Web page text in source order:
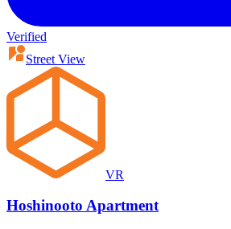
Verified
Street View
VR
Hoshinooto Apartment